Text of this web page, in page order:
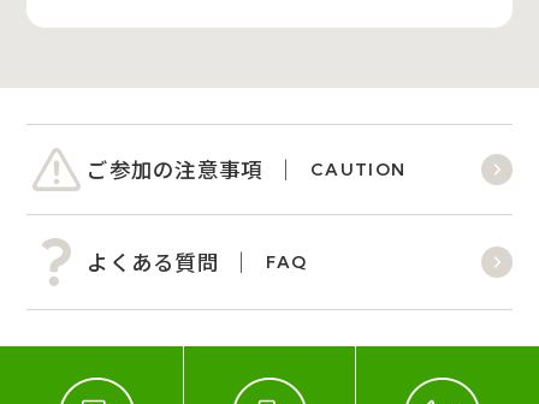
ご参加の注意事項 CAUTION
よくある質問 FAQ